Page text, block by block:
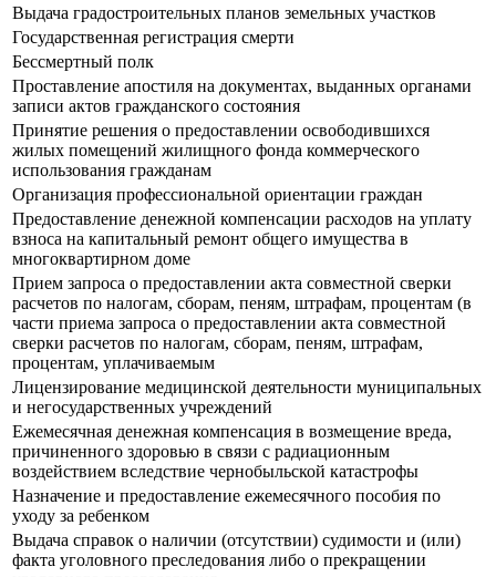
Выдача градостроительных планов земельных участков
Государственная регистрация смерти
Бессмертный полк
Проставление апостиля на документах, выданных органами
записи актов гражданского состояния
Принятие решения о предоставлении освободившихся
жилых помещений жилищного фонда коммерческого
использования гражданам
Организация профессиональной ориентации граждан
Предоставление денежной компенсации расходов на уплату
взноса на капитальный ремонт общего имущества в
многоквартирном доме
Прием запроса о предоставлении акта совместной сверки
расчетов по налогам, сборам, пеням, штрафам, процентам (в
части приема запроса о предоставлении акта совместной
сверки расчетов по налогам, сборам, пеням, штрафам,
процентам, уплачиваемым
Лицензирование медицинской деятельности муниципальных
и негосударственных учреждений
Ежемесячная денежная компенсация в возмещение вреда,
причиненного здоровью в связи с радиационным
воздействием вследствие чернобыльской катастрофы
Назначение и предоставление ежемесячного пособия по
уходу за ребенком
Выдача справок о наличии (отсутствии) судимости и (или)
факта уголовного преследования либо о прекращении